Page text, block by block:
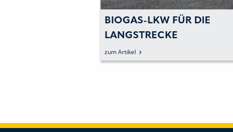
BIOGAS-LKW FÜR DIE
LANGSTRECKE
VORGESTELLT
zum Artikel